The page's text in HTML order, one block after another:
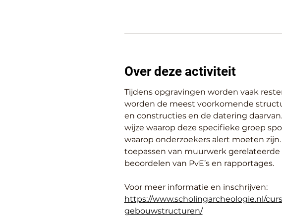
Over deze activiteit
Tijdens opgravingen worden vaak
worden de meest voorkomende
en constructies en de datering
wijze waarop deze specifieke groep
waarop onderzoekers alert moeten
toepassen van muurwerk
beoordelen van PvE’s en rapportages.
Voor meer informatie en inschrijven:
https://www.scholingarcheologie.nl/
gebouwstructuren/